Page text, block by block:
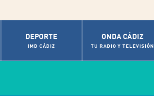
DEPORTE
IMD CÁDIZ
ONDA CÁDIZ
TU RADIO Y TELEVISIÓN